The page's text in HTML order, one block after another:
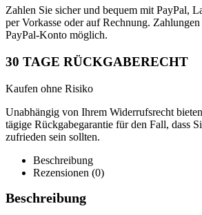
Zahlen Sie sicher und bequem mit PayPal,
per Vorkasse oder auf Rechnung.
PayPal-Konto möglich.
30 TAGE RÜCKGABERECHT
Kaufen ohne Risiko
Unabhängig von Ihrem Widerrufsrecht
tägige Rückgabegarantie für den Fall, dass
zufrieden sein sollten.
Beschreibung
Rezensionen (0)
Beschreibung